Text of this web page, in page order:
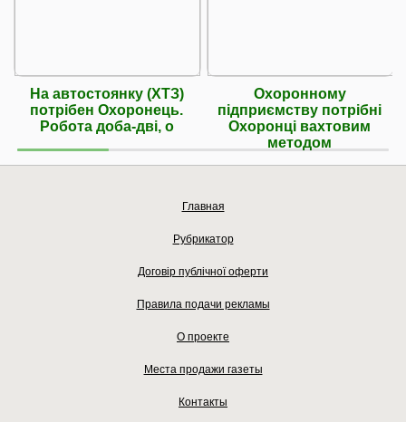
На автостоянку (ХТЗ)
потрібен Охоронець.
Робота доба-дві, о
Охоронному
підприємству потрібні
Охоронці вахтовим
методом
Главная
Рубрикатор
Договір публічної оферти
Правила подачи рекламы
О проекте
Места продажи газеты
Контакты